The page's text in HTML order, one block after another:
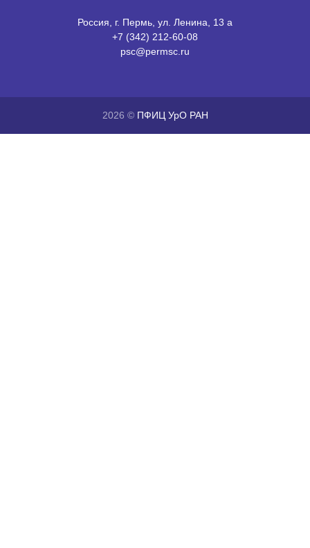
Россия, г. Пермь, ул. Ленина, 13 а
+7 (342) 212-60-08
psc@permsc.ru
2026 © ПФИЦ УрО РАН